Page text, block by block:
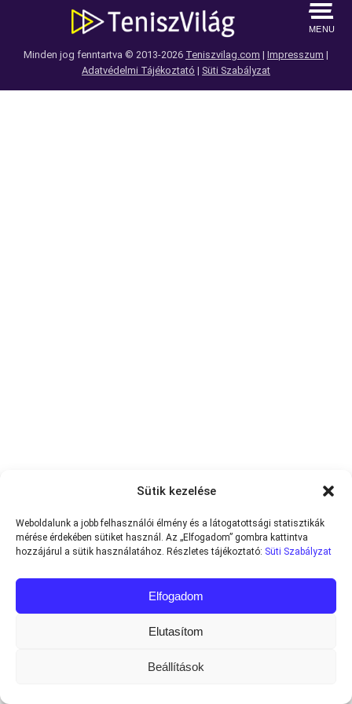
Sütik kezelése
Weboldalunk a jobb felhasználói élmény és a látogatottsági statisztikák
mérése érdekében sütiket használ. Az „Elfogadom” gombra kattintva
hozzájárul a sütik használatához. Részletes tájékoztató: Süti Szabályzat
Elfogadom
Elutasítom
Beállítások
MENU
Minden jog fenntartva © 2013-2026 Teniszvilag.com | Impresszum |
Adatvédelmi Tájékoztató | Süti Szabályzat